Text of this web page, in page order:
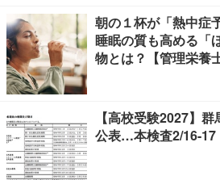
朝の１杯が「熱中症
睡眠の質も高める「
物とは？【管理栄養
【高校受験2027】
公表…本検査2/16-17